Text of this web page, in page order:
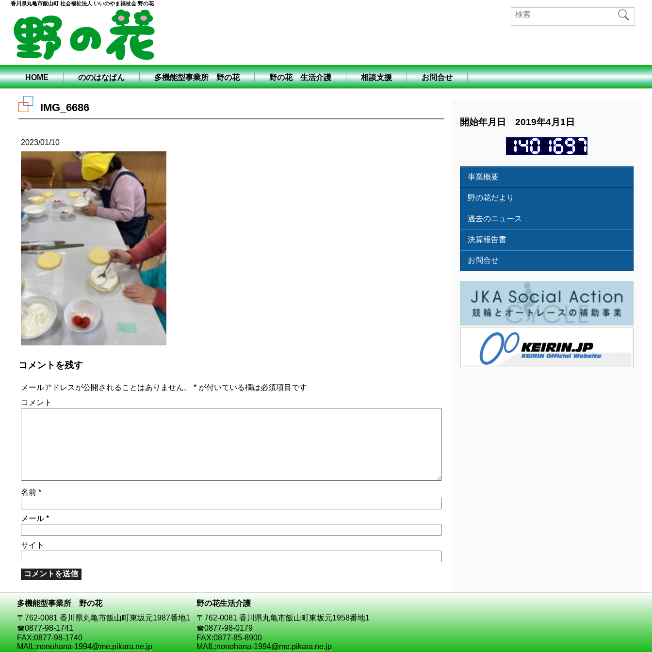
香川県丸亀市飯山町 社会福祉法人 いいのやま福祉会 野の花
HOME ののはなぱん 多機能型事業所 野の花 野の花 生活介護 相談支援 お問合せ
IMG_6686
2023/01/10
コメントを残す
メールアドレスが公開されることはありません。 *が付いている欄は必須項目です
コメント
名前 *
メール *
サイト
開始年月日 2019年4月1日
事業概要
野の花だより
過去のニュース
決算報告書
お問合せ
多機能型事業所 野の花
〒762-0081 香川県丸亀市飯山町東坂元1987番地1
☎0877-98-1741
FAX:0877-98-1740
MAIL:nonohana-1994@me.pikara.ne.jp
野の花生活介護
〒762-0081 香川県丸亀市飯山町東坂元1958番地1
☎0877-98-0179
FAX:0877-85-8900
MAIL:nonohana-1994@me.pikara.ne.jp